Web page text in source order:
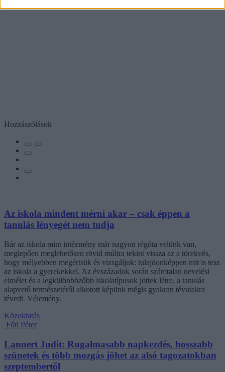
Hozzászólások
Az iskola mindent mérni akar – csak éppen a
tanulás lényegét nem tudja
Bár az iskola mint intézmény már nagyon régóta velünk van,
meglepően meglehetősen rövid múltra tekint vissza az a törekvés,
hogy mélyebben megértsük és vizsgáljuk: tulajdonképpen mit is tesz
az iskola a gyerekekkel. Az évszázadok során számtalan nevelési
elmélet és a legkülönbözőbb iskolatípusok jöttek létre, a tanulás
alapvető természetéről alkotott képünk mégis gyakran tévutakra
tévedt. Vélemény.
Közoktatás
Fóti Péter
Lannert Judit: Rugalmasabb napkezdés, hosszabb
szünetek és több mozgás jöhet az alsó tagozatokban
szeptembertől